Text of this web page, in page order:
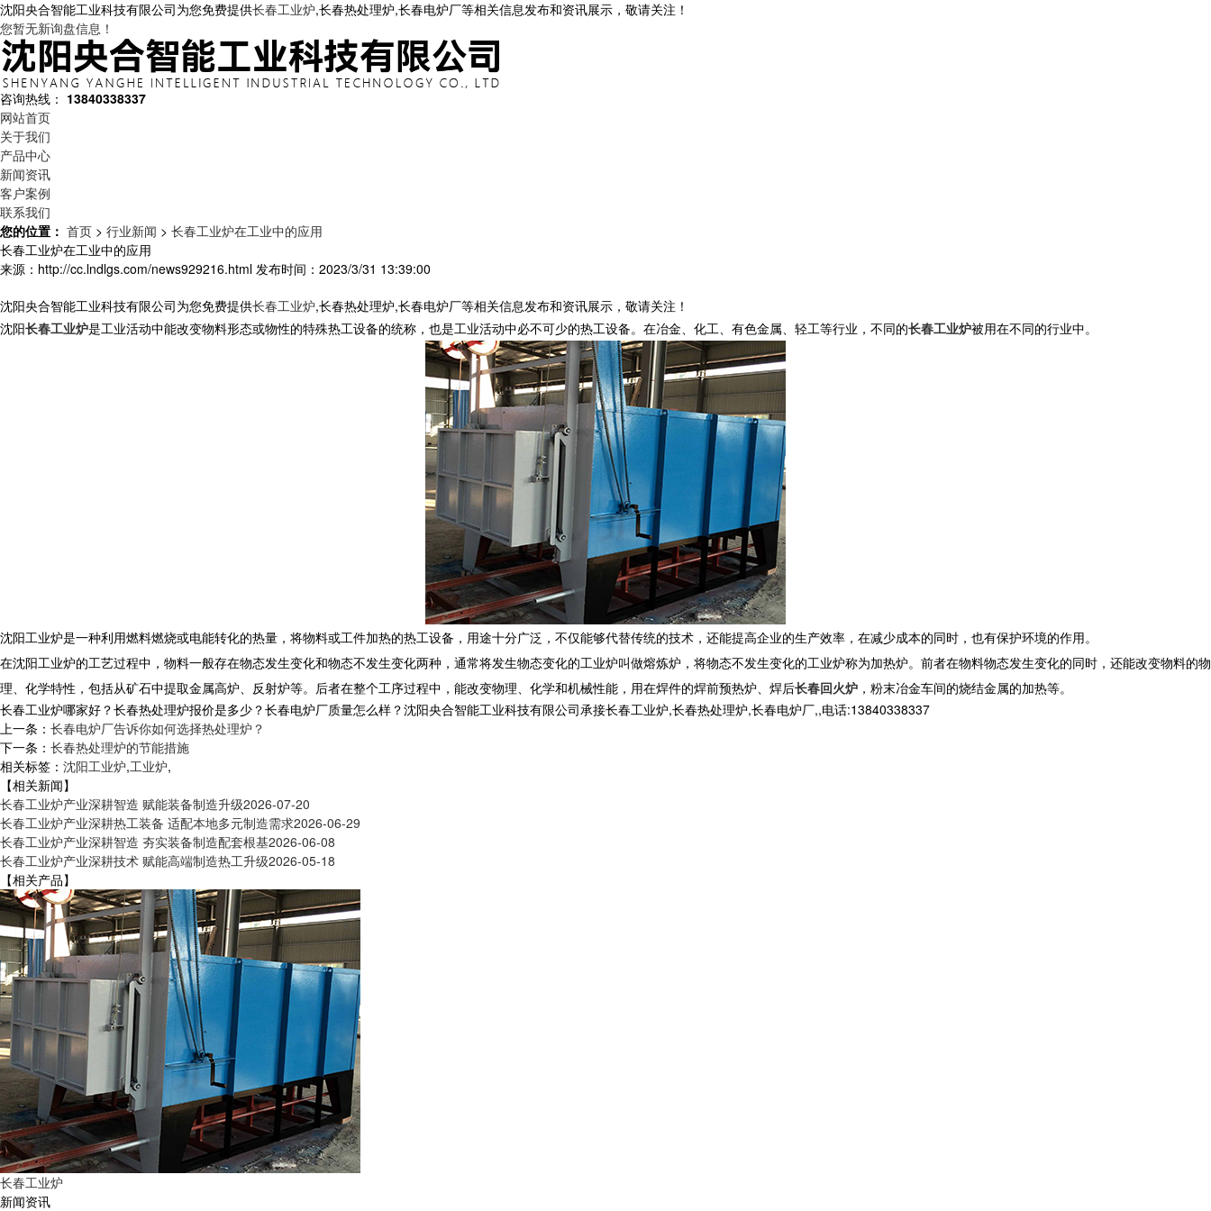
沈阳央合智能工业科技有限公司为您免费提供长春工业炉,长春热处理炉,长春电炉厂等相关信息发布和资讯展示，敬请关注！
您暂无新询盘信息！
咨询热线： 13840338337
网站首页
关于我们
产品中心
新闻资讯
客户案例
联系我们
您的位置： 首页 > 行业新闻 > 长春工业炉在工业中的应用
长春工业炉在工业中的应用
来源：http://cc.lndlgs.com/news929216.html 发布时间：2023/3/31 13:39:00
沈阳央合智能工业科技有限公司为您免费提供长春工业炉,长春热处理炉,长春电炉厂等相关信息发布和资讯展示，敬请关注！
沈阳长春工业炉是工业活动中能改变物料形态或物性的特殊热工设备的统称，也是工业活动中必不可少的热工设备。在冶金、化工、有色金属、轻工等行业，不同的长春工业炉被用在不同的行业中。
沈阳工业炉是一种利用燃料燃烧或电能转化的热量，将物料或工件加热的热工设备，用途十分广泛，不仅能够代替传统的技术，还能提高企业的生产效率，在减少成本的同时，也有保护环境的作用。
在沈阳工业炉的工艺过程中，物料一般存在物态发生变化和物态不发生变化两种，通常将发生物态变化的工业炉叫做熔炼炉，将物态不发生变化的工业炉称为加热炉。前者在物料物态发生变化的同时，还能改变物料的物
理、化学特性，包括从矿石中提取金属高炉、反射炉等。后者在整个工序过程中，能改变物理、化学和机械性能，用在焊件的焊前预热炉、焊后长春回火炉 ，粉末冶金车间的烧结金属的加热等。
长春工业炉哪家好？长春热处理炉报价是多少？长春电炉厂质量怎么样？沈阳央合智能工业科技有限公司承接长春工业炉,长春热处理炉,长春电炉厂,,电话:13840338337
上一条： 长春电炉厂告诉你如何选择热处理炉？
下一条： 长春热处理炉的节能措施
相关标签： 沈阳工业炉,工业炉,
【相关新闻】
长春工业炉产业深耕智造 赋能装备制造升级2026-07-20
长春工业炉产业深耕热工装备 适配本地多元制造需求2026-06-29
长春工业炉产业深耕智造 夯实装备制造配套根基2026-06-08
长春工业炉产业深耕技术 赋能高端制造热工升级2026-05-18
【相关产品】
长春工业炉
新闻资讯